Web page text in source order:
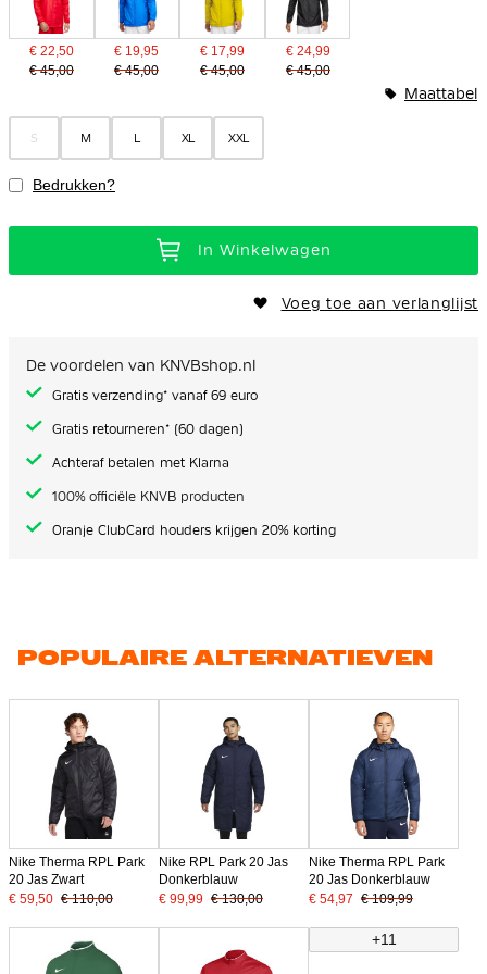
€ 22,50
€ 45,00
€ 19,95
€ 45,00
€ 17,99
€ 45,00
€ 24,99
€ 45,00
S M L XL XXL
Maattabel
Bedrukken?
In Winkelwagen
Voeg toe aan verlanglijst
De voordelen van KNVBshop.nl
Gratis verzending* vanaf 69 euro
Gratis retourneren* (60 dagen)
Achteraf betalen met Klarna
100% officiële KNVB producten
Oranje ClubCard houders krijgen 20% korting
POPULAIRE ALTERNATIEVEN
Nike Therma RPL Park
20 Jas Zwart
€ 59,50 € 110,00
Nike RPL Park 20 Jas
Donkerblauw
€ 99,99 € 130,00
Nike Therma RPL Park
20 Jas Donkerblauw
€ 54,97 € 109,99
+11